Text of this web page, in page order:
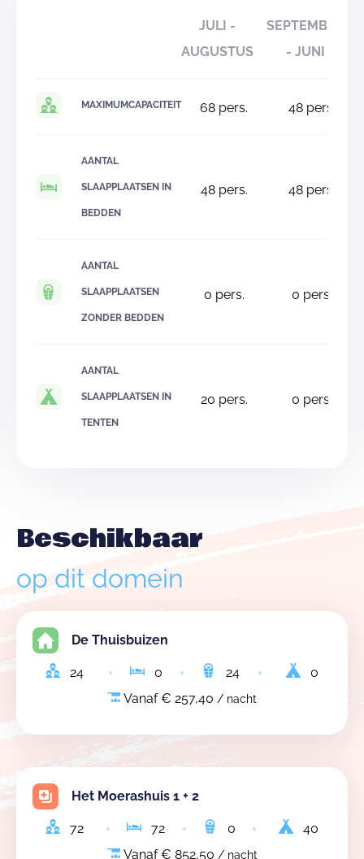
JULI -
AUGUSTUS
SEPTEMBER
- JUNI
MAXIMUMCAPACITEIT 68 pers. 48 pers.
AANTAL
SLAAPPLAATSEN IN
BEDDEN
48pers. 48 pers.
AANTAL
SLAAPPLAATSEN
ZONDER BEDDEN
0 pers. 0 pers.
AANTAL
SLAAPPLAATSEN IN
TENTEN
20 pers. 0 pers.
Beschikbaar
op dit domein
De Thuisbuizen
24 0 24
0
Vanaf € 257,40 / nacht
Het Moerashuis 1 + 2
72 72 0
40
Vanaf € 852,50 / nacht